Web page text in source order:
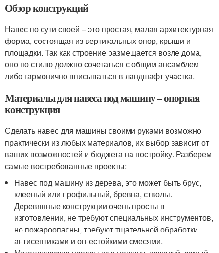
Обзор конструкций
Навес по сути своей – это простая, малая архитектурная
форма, состоящая из вертикальных опор, крыши и
площадки. Так как строение размещается возле дома,
оно по стилю должно сочетаться с общим ансамблем
либо гармонично вписываться в ландшафт участка.
Материалы для навеса под машину – опорная
конструкция
Сделать навес для машины своими руками возможно
практически из любых материалов, их выбор зависит от
ваших возможностей и бюджета на постройку. Разберем
самые востребованные проекты:
Навес под машину из дерева, это может быть брус,
клееный или профильный, бревна, стволы.
Деревянные конструкции очень просты в
изготовлении, не требуют специальных инструментов,
но пожароопасны, требуют тщательной обработки
антисептиками и огнестойкими смесями.